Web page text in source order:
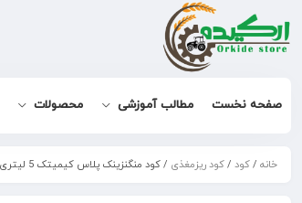
صفحه نخست مطالب آموزشی محصولات
خانه /کود /کود ریزمغذی / کود منگنزینک پلاس کیمیتک 5 لیتری